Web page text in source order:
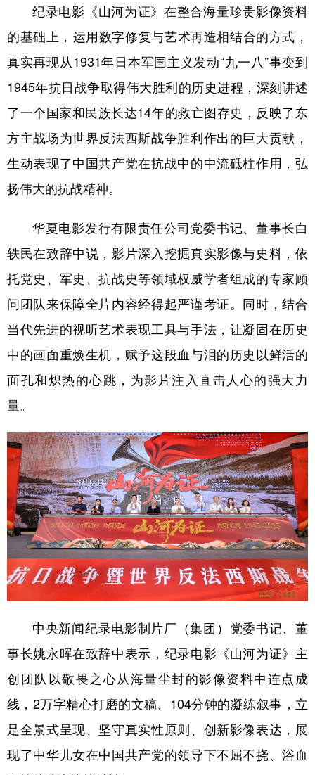
公益 一带一路 亚太网 上市公司
文化产业
地方频道
北京 天津 河北 山西
辽宁 吉林 上海 江苏
广东 广西 海南 重庆
新疆 内蒙古 黑龙江
多语种频道
Русский язык 日本語 한국어
Deutsch Português
纪录电影《山河为证》在整合海量珍贵影像资料
的基础上，​运用数字修复与艺术再造相结合的方式，
真实再现从1931年日本军国主义发动“九一八”事变到
1945年抗日战争取得伟大胜利的历史进程，深刻讲述
了一个国家和民族长达14年的救亡图存史，反映了东
方主战场为世界反法西斯战争胜利作出的巨大贡献，
生动表现了中国共产党在抗战中的中流砥柱作用，弘
扬伟大的抗战精神。
华夏电影发行有限责任公司党委书记、董事长白
轶民在致辞中说，影片深入挖掘真实影像与史料，依
托党史、军史、抗战史等领域权威学者组成的专家顾
问团队来保障全片内容经得起严谨考证。同时，结合
当代先进的视听艺术表现工具与手法，让凝固在历史
中的画面重焕生机，赋予这段血与泪的历史以鲜活的
面孔和炽热的心跳，为影片注入直击人心的强大力
量。
中央新闻纪录电影制片厂（集团）党委书记、董
事长姚永晖在致辞中表示，纪录电影《山河为证》主
创团队以敬畏之心从海量尘封的影像资料中连点成
线，2万字精心打磨的文稿、104分钟的凝练叙事，立
足全景式呈现、坚守真实性原则、创新影像表达，展
现了中华儿女在中国共产党的领导下不屈不挠、浴血